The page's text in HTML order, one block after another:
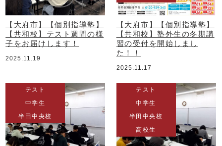
【大府市】【個別指導塾】
【共和校】テスト週間の様
子をお届けします！
2025.11.19
【大府市】【個別指導塾】
【共和校】塾外生の冬期講
習の受付を開始しまし
た！！
2025.11.17
テスト
中学生
半田中央校
テスト
中学生
半田中央校
高校生